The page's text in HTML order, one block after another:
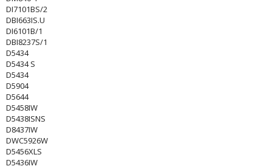
DI7101BS/2
DBI663IS.U
DI6101B/1
DBI8237S/1
D5434
D5434 S
D5434
D5904
D5644
D5458IW
D5438ISNS
D8437IW
DWC5926W
D5456XLS
D5436IW